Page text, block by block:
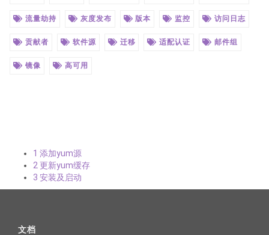
流量劫持 灰度发布 版本 监控 访问日志
贡献者 软件源 迁移 适配认证 邮件组
镜像 高可用
1 添加yum源
2 更新yum缓存
3 安装及启动
文档